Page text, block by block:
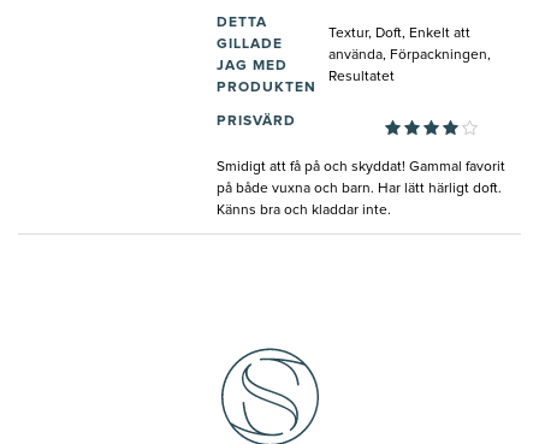
DETTA
GILLADE
JAG MED
PRODUKTEN
Textur, Doft, Enkelt att
använda, Förpackningen,
Resultatet
PRISVÄRD
Smidigt att få på och skyddat! Gammal favorit
på både vuxna och barn. Har lätt härligt doft.
Känns bra och kladdar inte.